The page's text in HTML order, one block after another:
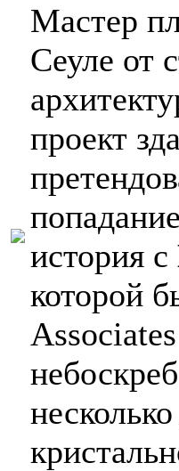
Мастер
Сеуле от
проект
история с
которой